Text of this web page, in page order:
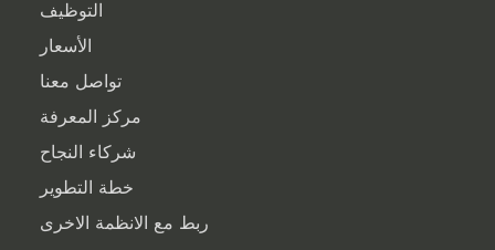
التوظيف
الأسعار
تواصل معنا
مركز المعرفة
شركاء النجاح
خطة التطوير
ربط مع الانظمة الاخرى